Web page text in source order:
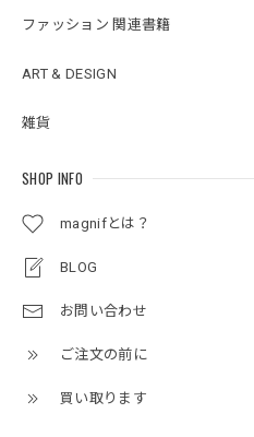
ファッション 関連書籍
ART & DESIGN
雑貨
SHOP INFO
magnifとは？
BLOG
お問い合わせ
ご注文の前に
買い取ります